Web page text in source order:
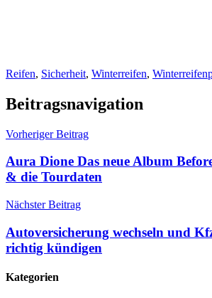
Reifen, Sicherheit, Winterreifen,
Beitragsnavigation
Vorheriger Beitrag
Aura Dione Das neue Album
& die Tourdaten
Nächster Beitrag
Autoversicherung wechseln und
richtig kündigen
Kategorien